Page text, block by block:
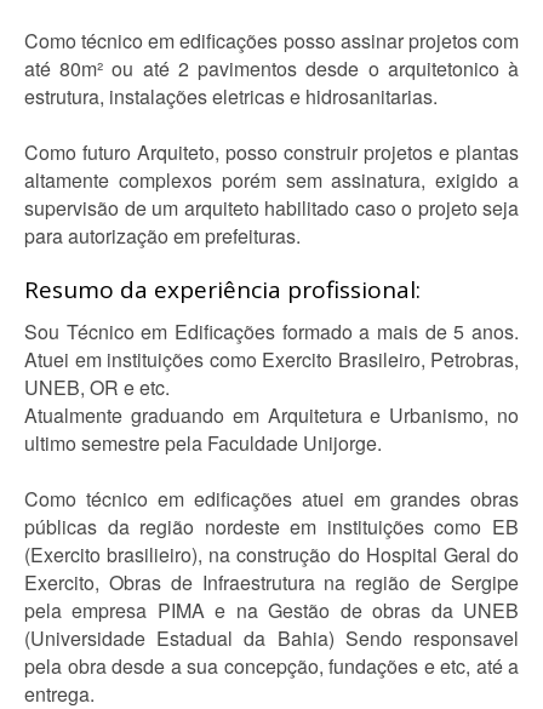
Como técnico em edificações posso assinar projetos com
até 80m² ou até 2 pavimentos desde o arquitetonico à
estrutura, instalações eletricas e hidrosanitarias.
Como futuro Arquiteto, posso construir projetos e plantas
altamente complexos porém sem assinatura, exigido a
supervisão de um arquiteto habilitado caso o projeto seja
para autorização em prefeituras.
Resumo da experiência profissional:
Sou Técnico em Edificações formado a mais de 5 anos.
Atuei em instituições como Exercito Brasileiro, Petrobras,
UNEB, OR e etc.
Atualmente graduando em Arquitetura e Urbanismo, no
ultimo semestre pela Faculdade Unijorge.
Como técnico em edificações atuei em grandes obras
públicas da região nordeste em instituições como EB
(Exercito brasilieiro), na construção do Hospital Geral do
Exercito, Obras de Infraestrutura na região de Sergipe
pela empresa PIMA e na Gestão de obras da UNEB
(Universidade Estadual da Bahia) Sendo responsavel
pela obra desde a sua concepção, fundações e etc, até a
entrega.